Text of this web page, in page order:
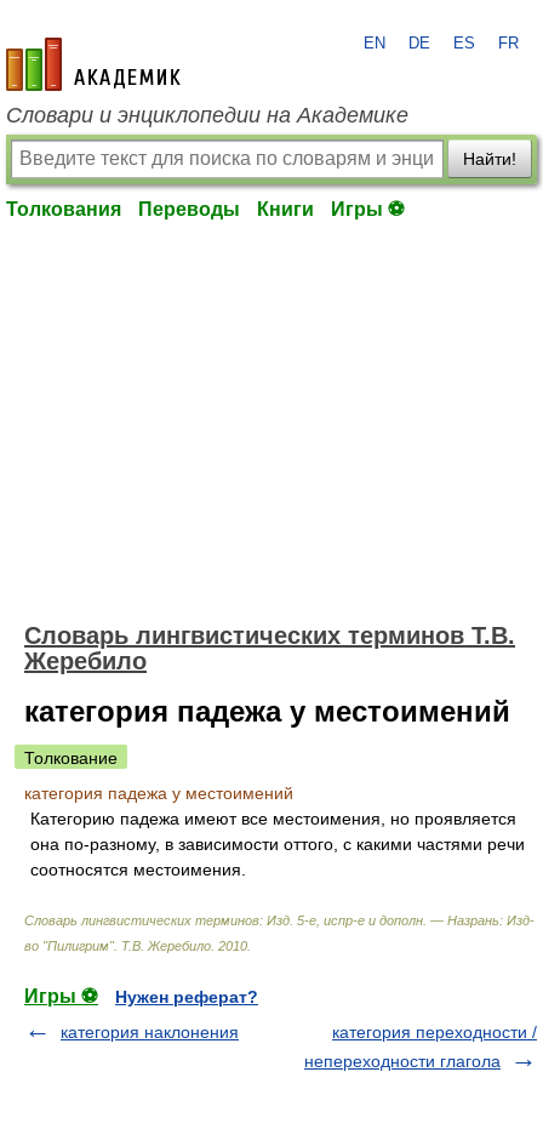
academic.ru
EN DE ES FR
Словари и энциклопедии на Академике
Найти!
Толкования Переводы Книги Игры ⚽
Словарь лингвистических терминов Т.В.
Жеребило
категория падежа у местоимений
Толкование
категория падежа у местоимений
Категорию падежа имеют все местоимения, но проявляется
она по-разному, в зависимости оттого, с какими частями речи
соотносятся местоимения.
Словарь лингвистических терминов: Изд. 5-е, испр-е и дополн. — Назрань: Изд-
во "Пилигрим". Т.В. Жеребило 2010
Игры ⚽
Нужен реферат?
категория наклонения
категория переходности /
непереходности глагола